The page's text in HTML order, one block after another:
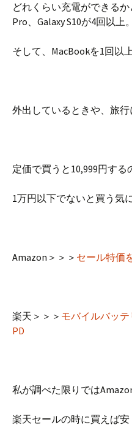
どれくらい充電ができる
Pro、Galaxy S10が4回以上。
そして、MacBookを1回以
外出しているときや、旅行
定価で買うと10,999円する
1万円以下でないと買う気
Amazon＞＞＞ セール特価
楽天＞＞＞ モバイルバッテ
PD
私が調べた限りでは
楽天セールの時に買えば安